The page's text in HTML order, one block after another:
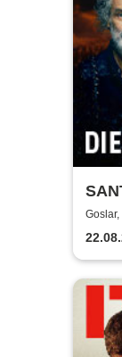
was
2026
Goslar,